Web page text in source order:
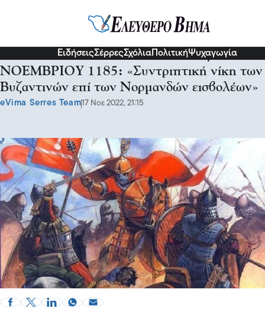
ΕιδήσειςΣέρρεςΣχόλια ΠολιτικήΨυχαγωγία
Η ΜΑΧΗ ΣΤΟ ΔΗΜΗΤΡΙΤΣΙ στις 17
ΝΟΕΜΒΡΙΟΥ 1185: «Συντριπτική νίκη των
Βυζαντινών επί των Νορμανδών εισβολέων»
eVima Serres Team17 Νοε 2022, 21:15